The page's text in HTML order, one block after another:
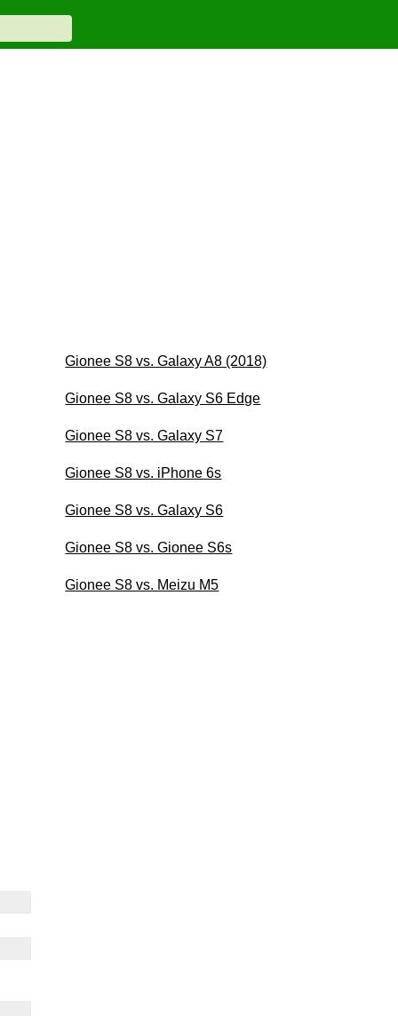
Gionee S8 vs. Galaxy A8 (2018)
Gionee S8 vs. Galaxy S6 Edge
Gionee S8 vs. Galaxy S7
Gionee S8 vs. iPhone 6s
Gionee S8 vs. Galaxy S6
Gionee S8 vs. Gionee S6s
Gionee S8 vs. Meizu M5